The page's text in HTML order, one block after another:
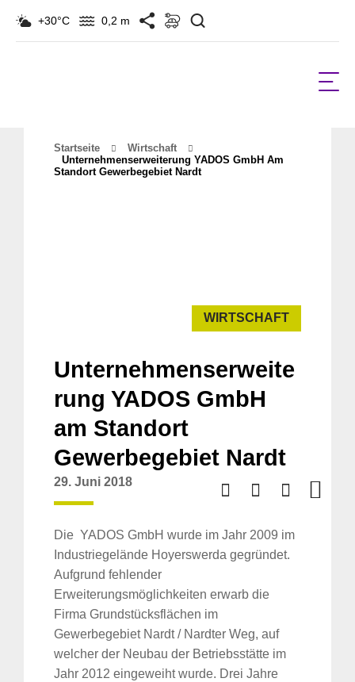
+30°C 0,2 m
Startseite
Wirtschaft
Unternehmenserweiterung YADOS GmbH Am
Standort Gewerbegebiet Nardt
WIRTSCHAFT
Unternehmenserweite
rung YADOS GmbH
am Standort
Gewerbegebiet Nardt
29. Juni 2018
Die YADOS GmbH wurde im Jahr 2009 im
Industriegelände Hoyerswerda gegründet.
Aufgrund fehlender
Erweiterungsmöglichkeiten erwarb die
Firma Grundstücksflächen im
Gewerbegebiet Nardt / Nardter Weg, auf
welcher der Neubau der Betriebsstätte im
Jahr 2012 eingeweiht wurde. Drei Jahre